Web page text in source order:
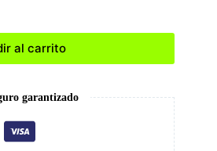
al carrito
garantizado